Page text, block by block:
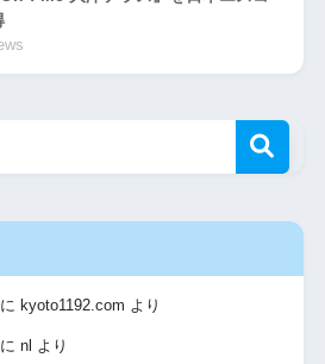
kyoto1192.com より
nl より